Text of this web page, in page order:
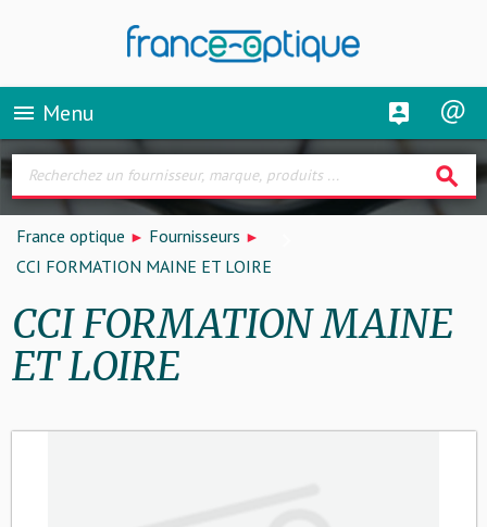
menu Menu
search
France optique
Fournisseurs
CCI FORMATION MAINE ET LOIRE
CCI FORMATION MAINE
ET LOIRE